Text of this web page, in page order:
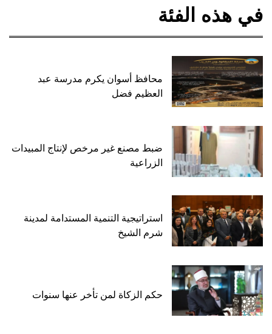
في هذه الفئة
محافظ أسوان يكرم مدرسة عبد
العظيم فضل
ضبط مصنع غير مرخص لإنتاج المبيدات
الزراعية
استراتيجية التنمية المستدامة لمدينة
شرم الشيخ
حكم الزكاة لمن تأخر عنها سنوات